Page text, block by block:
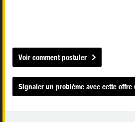
Voir comment postuler
Signaler un problème avec cette offre